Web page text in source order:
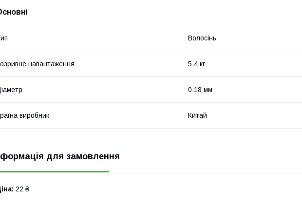
Волосінь
навантаження 5.4 кг
0.18 мм
виробник Китай
для замовлення
22 ₴